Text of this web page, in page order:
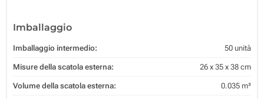
Imballaggio
Imballaggio intermedio: 50 unità
Misure della scatola esterna: 26 x 35 x 38 cm
Volume della scatola esterna: 0.035 m³